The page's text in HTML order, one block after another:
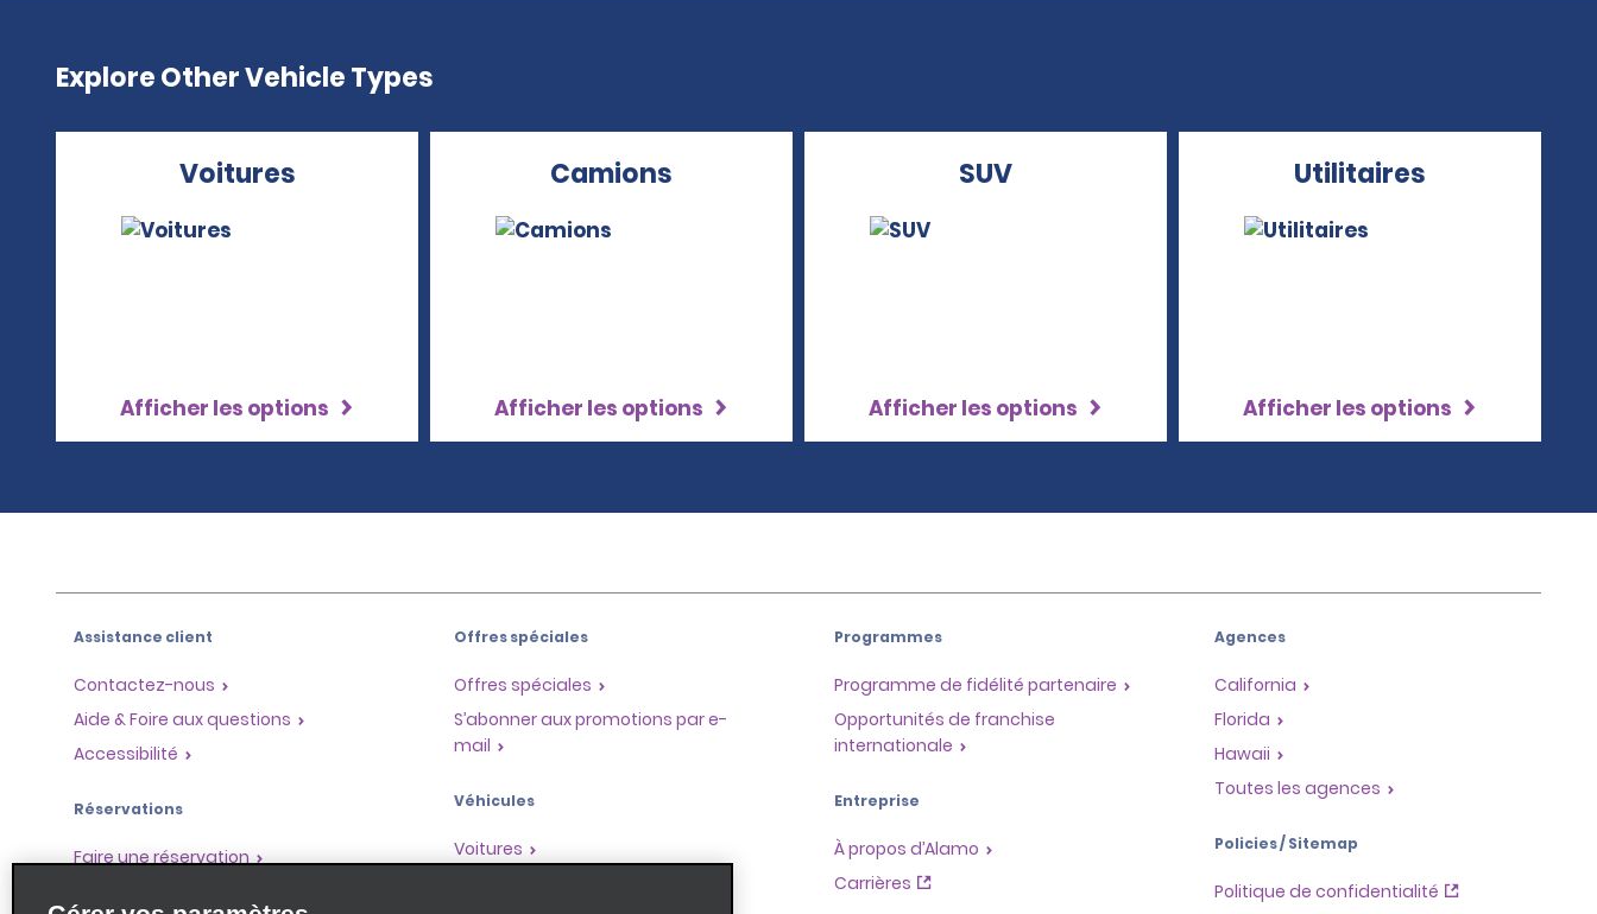
Explore Other Vehicle Types
Voitures
Afficher les options
Camions
Afficher les options
SUV
Afficher les options
Utilitaires
Afficher les options
Assistance client
Contactez-nous
Aide & Foire aux questions
Accessibilité
Réservations
Faire une réservation
Offres spéciales
Offres spéciales
S’abonner aux promotions par e-
mail
Véhicules
Voitures
Programmes
Programme de fidélité partenaire
Opportunités de franchise
internationale
Entreprise
À propos d’Alamo
Carrières
Agences
California
Florida
Hawaii
Toutes les agences
Policies / Sitemap
Politique de confidentialité